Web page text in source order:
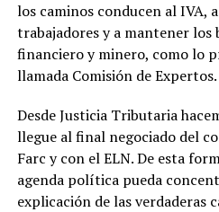
los caminos conducen al IVA,
trabajadores y a mantener los
financiero y minero, como lo
llamada Comisión de Expertos.
Desde Justicia Tributaria
llegue al final negociado del
Farc y con el ELN. De esta
agenda política pueda
explicación de las verdaderas